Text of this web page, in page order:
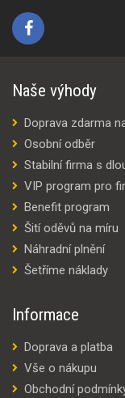
Naše výhody
Doprava zdarma
Osobní odběr
Stabilní firma s
VIP program pro
Benefit program
Šití oděvů na míru
Náhradní plnění
Šetříme náklady
Informace
Doprava a platba
Vše o nákupu
Obchodní